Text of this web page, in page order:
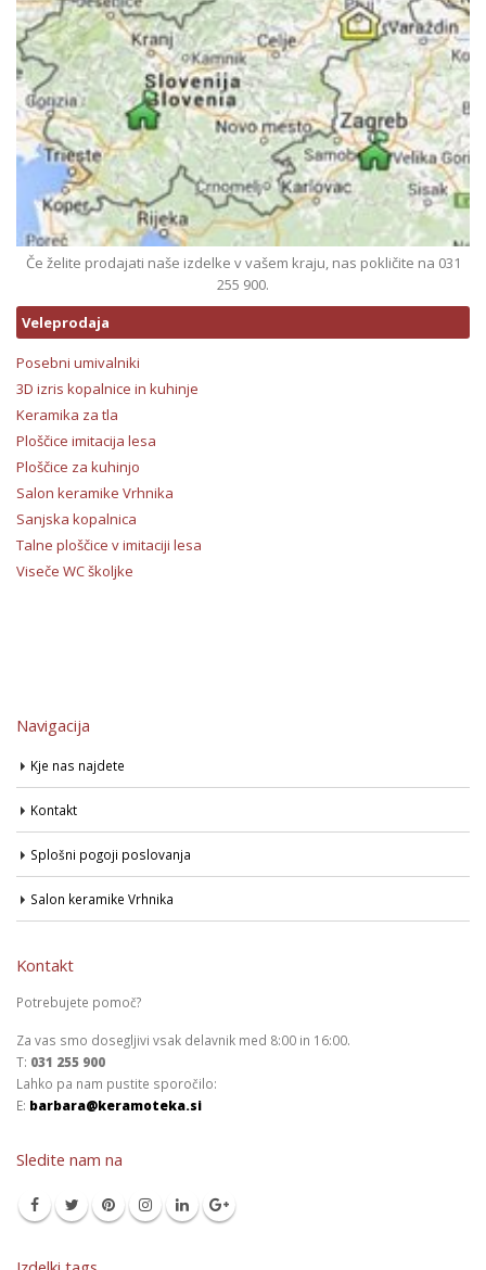
Če želite prodajati naše izdelke v vašem kraju, nas pokličite na 031
255 900.
Veleprodaja
Posebni umivalniki
3D izris kopalnice in kuhinje
Keramika za tla
Ploščice imitacija lesa
Ploščice za kuhinjo
Salon keramike Vrhnika
Sanjska kopalnica
Talne ploščice v imitaciji lesa
Viseče WC školjke
Navigacija
Kje nas najdete
Kontakt
Splošni pogoji poslovanja
Salon keramike Vrhnika
Kontakt
Potrebujete pomoč?
Za vas smo dosegljivi vsak delavnik med 8:00 in 16:00.
T: 031 255 900
Lahko pa nam pustite sporočilo:
E: barbara@keramoteka.si
Sledite nam na